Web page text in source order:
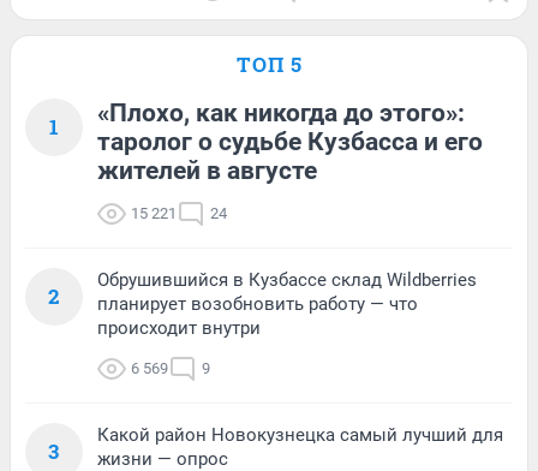
ТОП 5
1
«Плохо, как никогда до этого»:
таролог о судьбе Кузбасса и его
жителей в августе
15 221 24
2
Обрушившийся в Кузбассе склад Wildberries
планирует возобновить работу — что
происходит внутри
6 569 9
3
Какой район Новокузнецка самый лучший для
жизни — опрос